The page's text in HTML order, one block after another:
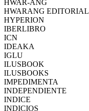
HWAR-ANG
HWARANG EDITORIAL
HYPERION
IBERLIBRO
ICN
IDEAKA
IGLU
ILUSBOOK
ILUSBOOKS
IMPEDIMENTA
INDEPENDIENTE
INDICE
INDICIOS